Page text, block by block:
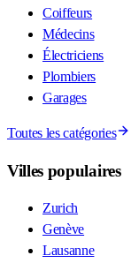
Coiffeurs
Médecins
Électriciens
Plombiers
Garages
Toutes les catégories
Villes populaires
Zurich
Genève
Lausanne